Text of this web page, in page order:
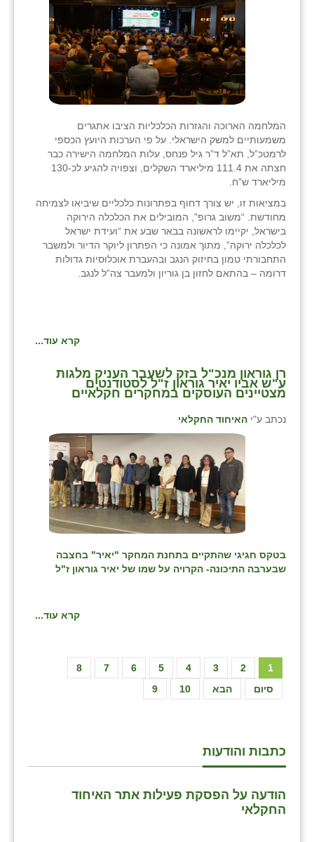
המלחמה הארוכה והגזרות הכלכליות הציבו אתגרים
משמעותיים למשק הישראלי. על פי הערכות היועץ הכספי
לרמטכ”ל, תא”ל ד”ר גיל פנחס, עלות המלחמה הישירה כבר
חצתה את 111.4 מיליארד השקלים, וצפויה להגיע לכ-130
מיליארד ש”ח.
במציאות זו, יש צורך דחוף בפתרונות כלכליים שיביאו לצמיחה
מחודשת. “משוב גרופ”, המובילים את הכלכלה הירוקה
בישראל, יקיימו לראשונה בבאר שבע את “ועידת ישראל
לכלכלה ירוקה”, מתוך אמונה כי הפתרון ליוקר הדיור ולמשבר
התחבורתי טמון בחיזוק הנגב ובהעברת אוכלוסיות גדולות
דרומה – בהתאם לחזון בן גוריון ולמעבר צה”ל לנגב.
קרא עוד...
רן גוראון מנכ"ל בזק לשעבר העניק מלגות
ע"ש אביו יאיר גוראון ז"ל לסטודנטים
מצטיינים העוסקים במחקרים חקלאיים
נכתב ע"י האיחוד החקלאי
בטקס חגיגי שהתקיים בתחנת המחקר "יאיר" בחצבה
שבערבה התיכונה- הקרויה על שמו של יאיר גוראון ז"ל
קרא עוד...
1
2
3
4
5
6
7
8
9
10 הבא סיום
כתבות והודעות
הודעה על הפסקת פעילות אתר האיחוד
החקלאי